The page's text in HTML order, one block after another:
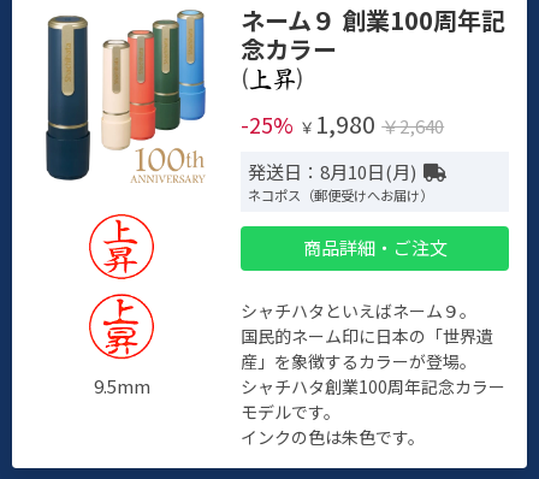
9.5mm
ネーム９ 創業100周年記
念カラー
(
)
-25% ￥ 1,980 ￥2,640
発送日：8月10日(月)
ネコポス（郵便受けへお届け）
商品詳細・ご注文
シャチハタといえばネーム９。
国民的ネーム印に日本の「世界遺
産」を象徴するカラーが登場。
シャチハタ創業100周年記念カラー
モデルです。
インクの色は朱色です。